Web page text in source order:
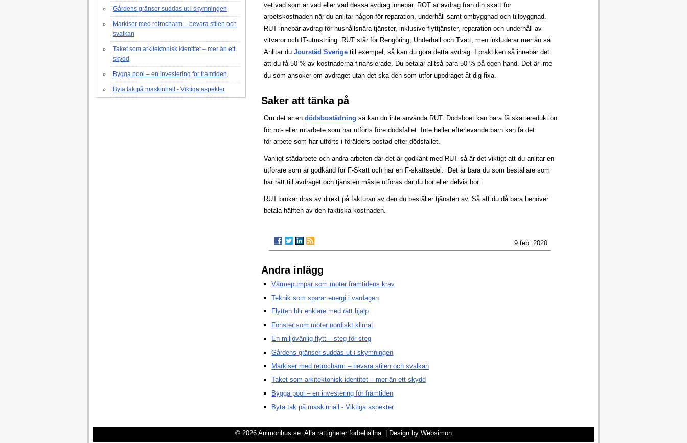
Gårdens gränser suddas ut i skymningen
Markiser med retrocharm – bevara stilen och
svalkan
Taket som arkitektonisk identitet – mer än ett
skydd
Bygga pool – en investering för framtiden
Byta tak på maskinhall - Viktiga aspekter
vet vad som är vad eller vad dessa avdrag innebär. ROT är avdrag från din skatt för
arbetskostnaden när du anlitar någon för reparation, underhåll samt ombyggnad och tillbyggnad.
RUT innebär avdrag för hushållsnära tjänster, inklusive flyttjänster, reparation och underhåll av
vitvaror och IT-utrustning. RUT står för Rengöring, Underhåll och Tvätt, men inkluderar mer än så.
Anlitar du Jourstäd Sverige till exempel, så kan du göra detta avdrag. I praktiken så innebär det
att du få 50 % av kostnaderna finansierade. Du betalar alltså bara 50 % på egen hand. Det är inte
du som ansöker om avdraget utan det ska den som utför uppdraget åt dig fixa.
Saker att tänka på
Om det är en dödsbostädning så kan du inte använda RUT. Dödsboet kan bara få skattereduktion
för rot- eller rutarbete som har utförts före dödsfallet. Inte heller efterlevande barn kan få det
för arbete som har utförts i förälders bostad efter dödsfallet.
Vanligt städarbete och andra arbeten där det är godkänt med RUT så är det viktigt att du anlitar en
utförare som är godkänd för F-Skatt och har en F-skattsedel. Det är bara du som beställare som
har rätt till avdraget och tjänsten måste utföras där du bor eller delvis bor.
RUT brukar dras av direkt på fakturan av den du beställer tjänsten av. Så att du då bara behöver
betala hälften av den faktiska kostnaden.
9 feb. 2020
Andra inlägg
Värmepumpar som möter framtidens krav
Teknik som sparar energi i vardagen
Flytten blir enklare med rätt hjälp
Fönster som möter nordiskt klimat
En miljövänlig flytt – steg för steg
Gårdens gränser suddas ut i skymningen
Markiser med retrocharm – bevara stilen och svalkan
Taket som arkitektonisk identitet – mer än ett skydd
Bygga pool – en investering för framtiden
Byta tak på maskinhall - Viktiga aspekter
© 2026 Animonhus.se. Alla rättigheter förbehållna. | Design by Websimon